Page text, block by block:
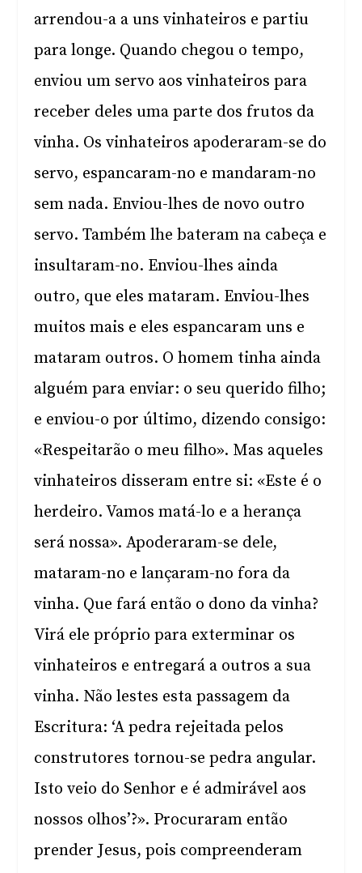
arrendou-a a uns vinhateiros e partiu
para longe. Quando chegou o tempo,
enviou um servo aos vinhateiros para
receber deles uma parte dos frutos da
vinha. Os vinhateiros apoderaram-se do
servo, espancaram-no e mandaram-no
sem nada. Enviou-lhes de novo outro
servo. Também lhe bateram na cabeça e
insultaram-no. Enviou-lhes ainda
outro, que eles mataram. Enviou-lhes
muitos mais e eles espancaram uns e
mataram outros. O homem tinha ainda
alguém para enviar: o seu querido filho;
e enviou-o por último, dizendo consigo:
«Respeitarão o meu filho». Mas aqueles
vinhateiros disseram entre si: «Este é o
herdeiro. Vamos matá-lo e a herança
será nossa». Apoderaram-se dele,
mataram-no e lançaram-no fora da
vinha. Que fará então o dono da vinha?
Virá ele próprio para exterminar os
vinhateiros e entregará a outros a sua
vinha. Não lestes esta passagem da
Escritura: ‘A pedra rejeitada pelos
construtores tornou-se pedra angular.
Isto veio do Senhor e é admirável aos
nossos olhos’?». Procuraram então
prender Jesus, pois compreenderam